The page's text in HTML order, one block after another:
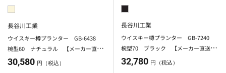
長谷川工業
ウイスキー樽プランター GB-6438
椀型60 ナチュラル 【メーカー直
送・代引不可】【北海道・沖縄・離島
30,580 円（税込）
長谷川工業
ウイスキー樽プランター GB-7240
椀型70 ブラック 【メーカー直送・
代引不可】【北海道・沖縄・離島除
32,780 円（税込）